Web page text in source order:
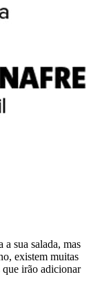
sua salada, mas
existem muitas
que irão adicionar